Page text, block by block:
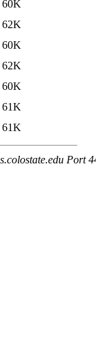
60K
62K
60K
62K
60K
61K
61K
Port